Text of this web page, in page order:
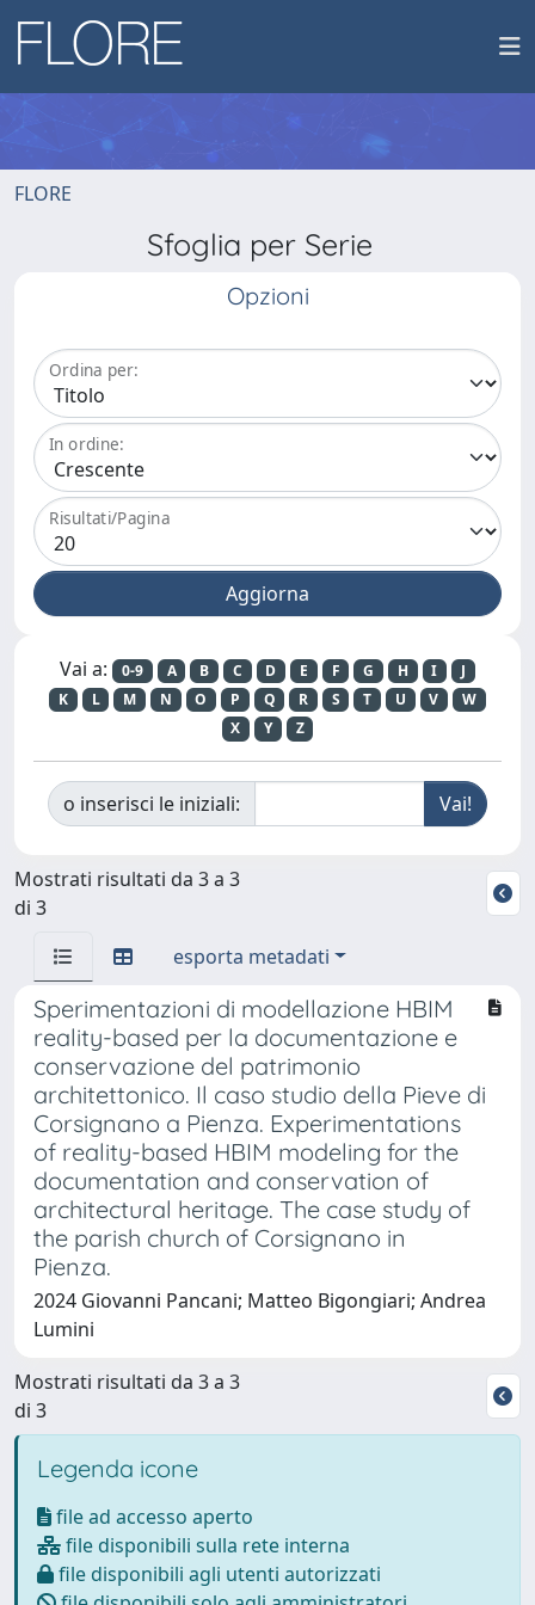
FLORE
Sfoglia per Serie
Opzioni
Ordina per:
In ordine:
Risultati/Pagina
Vai a: 0-9 A B C D E F G H I
J
K
L M N O P Q R S T U V
W
X
Y Z
o inserisci le iniziali:
Mostrati risultati da 3 a 3
di 3
esporta metadati
Sperimentazioni di modellazione HBIM
reality-based per la documentazione e
conservazione del patrimonio
architettonico. Il caso studio della Pieve di
Corsignano a Pienza. Experimentations
of reality-based HBIM modeling for the
documentation and conservation of
architectural heritage. The case study of
the parish church of Corsignano in
Pienza.
2024 Giovanni Pancani; Matteo Bigongiari; Andrea
Lumini
Mostrati risultati da 3 a 3
di 3
Legenda icone
file ad accesso aperto
file disponibili sulla rete interna
file disponibili agli utenti autorizzati